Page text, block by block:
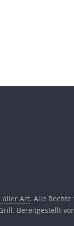
aller Art. Alle
Bereitgestellt